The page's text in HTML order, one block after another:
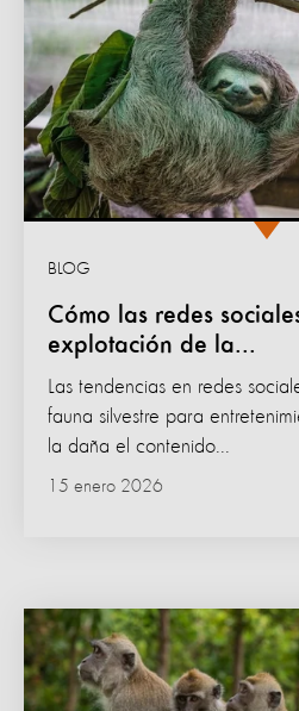
Cómo las redes
explotación de la...
BLOG
15 enero 2026
Las tendencias en redes
fauna silvestre para
la daña el contenido...